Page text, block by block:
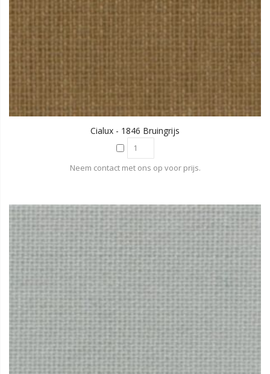
Cialux - 1846 Bruingrijs
Neem contact met ons op voor prijs.